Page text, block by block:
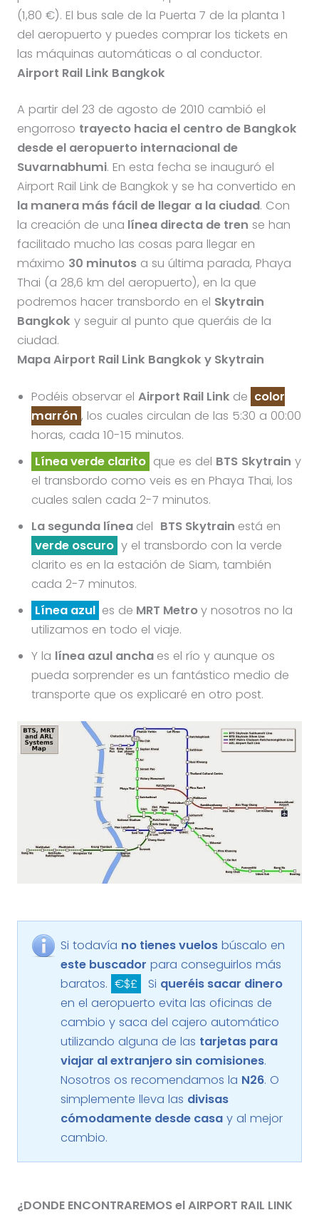
(1,80 €). El bus sale de la Puerta 7 de la planta 1
del aeropuerto y puedes comprar los tickets en
las máquinas automáticas o al conductor.
Airport Rail Link Bangkok
A partir del 23 de agosto de 2010 cambió el
engorroso trayecto hacia el centro de Bangkok
desde el aeropuerto internacional de
Suvarnabhumi. En esta fecha se inauguró el
Airport Rail Link de Bangkok y se ha convertido en
la manera más fácil de llegar a la ciudad. Con
la creación de una línea directa de tren se han
facilitado mucho las cosas para llegar en
máximo 30 minutosa su última parada, Phaya
Thai (a 28,6 km del aeropuerto), en la que
podremos hacer transbordo en el Skytrain
Bangkok y seguir al punto que queráis de la
ciudad.
Mapa Airport Rail Link Bangkok y Skytrain
Podéis observar el Airport Rail Link de color
marrón , los cuales circulan de las 5:30 a 00:00
horas, cada 10-15 minutos.
Línea verde clarito que es del BTS Skytrain y
el transbordo como veis es en Phaya Thai, los
cuales salen cada 2-7 minutos.
La segunda línea del BTS Skytrain está en
verde oscuro y el transbordo con la verde
clarito es en la estación de Siam, también
cada 2-7 minutos.
Línea azul es de MRT Metroy nosotros no la
utilizamos en todo el viaje.
Y la línea azul ancha es el río y aunque os
pueda sorprender es un fantástico medio de
transporte que os explicaré en otro post.
Si todavía no tienes vuelosbúscalo en
este buscador para conseguirlos más
baratos. €$£ Si queréis sacar dinero
en el aeropuerto evita las oficinas de
cambio y saca del cajero automático
utilizando alguna de las tarjetas para
viajar al extranjero sin comisiones.
Nosotros os recomendamos la N26. O
simplemente lleva las divisas
cómodamente desde casay al mejor
cambio.
¿DONDE ENCONTRAREMOS el AIRPORT RAIL LINK